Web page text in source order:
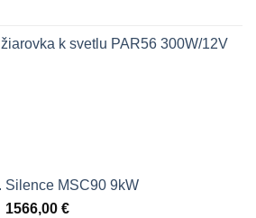
k svetlu PAR56 300W/12V
Silence MSC90 9kW
Pôvodná
1566,00 €Aktuálna